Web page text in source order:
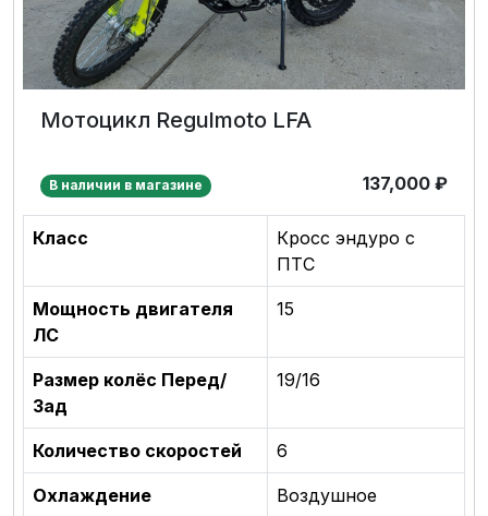
Мотоцикл Regulmoto LFA
В наличии в магазине 137,000 ₽
Класс
Кросс эндуро с
ПТС
Мощность двигателя
ЛС
15
Размер колёс Перед/
Зад
19/16
Количество скоростей 6
Охлаждение Воздушное